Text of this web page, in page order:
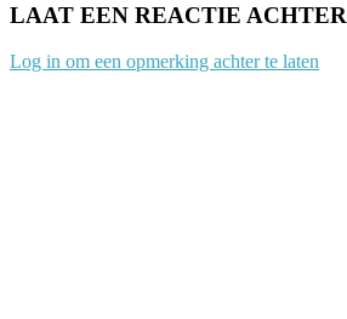
LAAT EEN REACTIE ACHTER
Log in om een opmerking achter te laten